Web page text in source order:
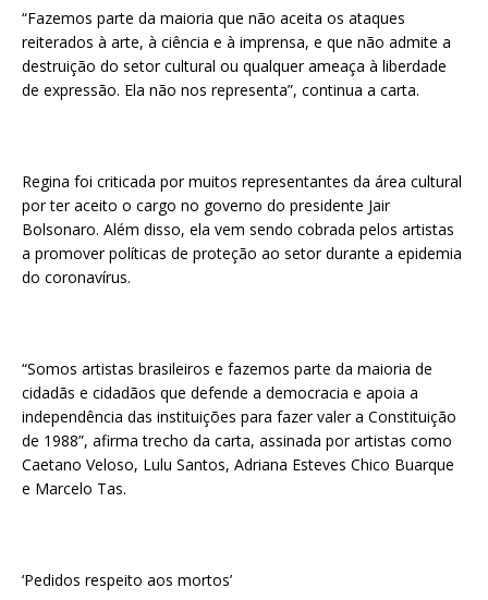
“Fazemos parte da maioria que não aceita os ataques
reiterados à arte, à ciência e à imprensa, e que não admite a
destruição do setor cultural ou qualquer ameaça à liberdade
de expressão. Ela não nos representa”, continua a carta.
Regina foi criticada por muitos representantes da área cultural
por ter aceito o cargo no governo do presidente Jair
Bolsonaro. Além disso, ela vem sendo cobrada pelos artistas
a promover políticas de proteção ao setor durante a epidemia
do coronavírus.
“Somos artistas brasileiros e fazemos parte da maioria de
cidadãs e cidadãos que defende a democracia e apoia a
independência das instituições para fazer valer a Constituição
de 1988”, afirma trecho da carta, assinada por artistas como
Caetano Veloso, Lulu Santos, Adriana Esteves Chico Buarque
e Marcelo Tas.
‘Pedidos respeito aos mortos’